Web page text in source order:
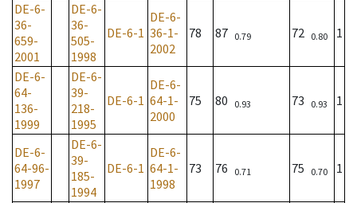
DE-6-
36-
659-
2001
DE-6-
36-
505-
1998
DE-6-1
DE-6-
36-1-
2002
78 87 0.79 72 0.80 1
DE-6-
64-
136-
1999
DE-6-
39-
218-
1995
DE-6-1
DE-6-
64-1-
2000
75 80 0.93 73 0.93 1
DE-6-
64-96-
1997
DE-6-
39-
185-
1994
DE-6-1
DE-6-
64-1-
1998
73 76 0.71 75 0.70 1